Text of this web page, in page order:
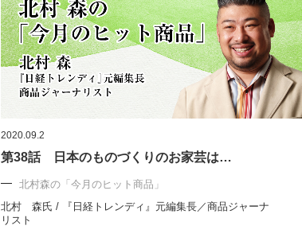
2020.09.2
第38話 日本のものづくりのお家芸は…
北村森の「今月のヒット商品」
北村 森氏 / 『日経トレンディ』元編集長／商品ジャーナ
リスト